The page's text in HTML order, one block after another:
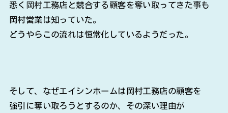
悉く岡村工務店と競合する顧客を奪い取ってきた事も
岡村営業は知っていた。
どうやらこの流れは恒常化しているようだった。
そして、なぜエイシンホームは岡村工務店の顧客を
強引に奪い取ろうとするのか、その深い理由が